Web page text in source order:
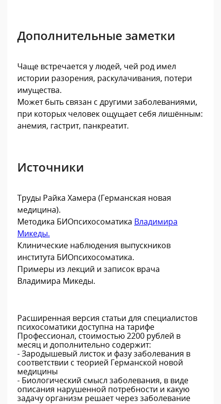
Дополнительные заметки
Чаще встречается у людей, чей род имел
истории разорения, раскулачивания, потери
имущества.
Может быть связан с другими заболеваниями,
при которых человек ощущает себя лишённым:
анемия, гастрит, панкреатит.
Источники
Труды Райка Хамера (Германская новая
медицина).
Методика БИОпсихосоматика Владимира
Микеды.
Клинические наблюдения выпускников
института БИОпсихосоматика.
Примеры из лекций и записок врача
Владимира Микеды.
Расширенная версия статьи для специалистов
психосоматики доступна на тарифе
Профессионал, стоимостью 2200 рублей в
месяц и дополнительно содержит:
- Зародышевый листок и фазу заболевания в
соответствии с теорией Германской новой
медицины
- Биологический смысл заболевания, в виде
описания нарушенной потребности и какую
задачу организм решает через заболевание